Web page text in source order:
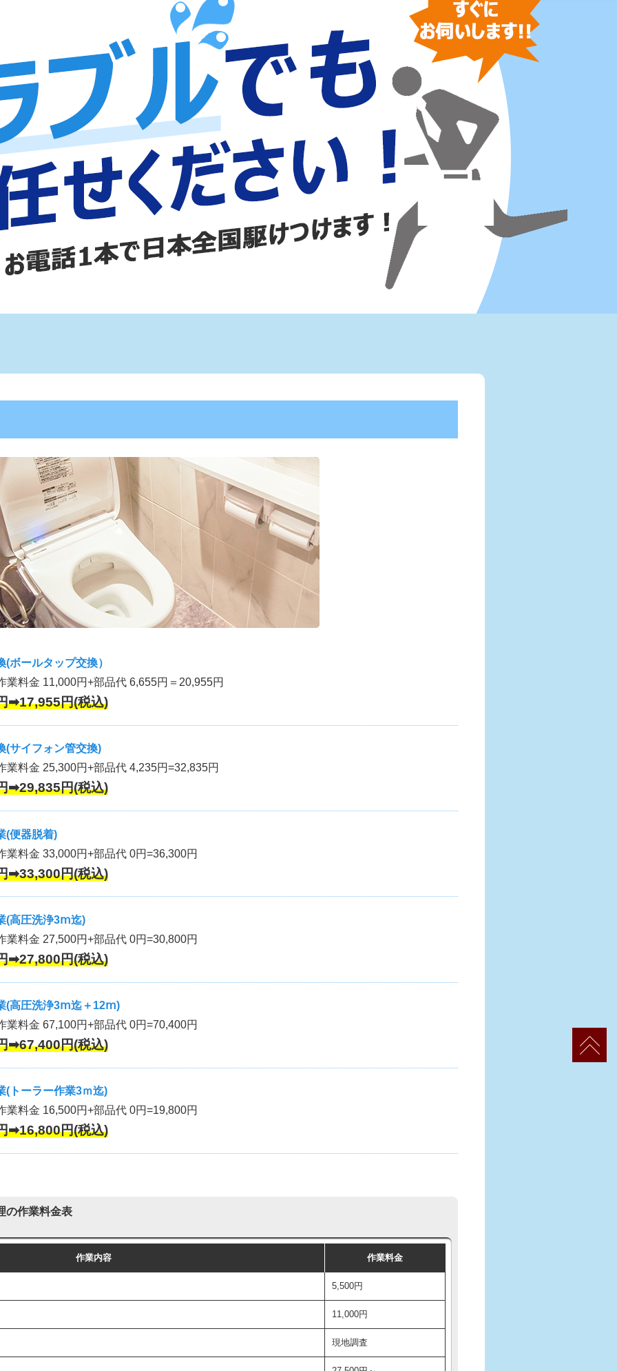
ボールタップ交換）
業料金 11,000円+部品代 6,655円＝20,955円
➡17,955円(税込)
(サイフォン管交換)
業料金 25,300円+部品代 4,235円=32,835円
➡29,835円(税込)
(便器脱着)
業料金 33,000円+部品代 0円=36,300円
➡33,300円(税込)
(高圧洗浄3ⅿ迄)
業料金 27,500円+部品代 0円=30,800円
➡27,800円(税込)
(高圧洗浄3ⅿ迄＋12ⅿ)
業料金 67,100円+部品代 0円=70,400円
➡67,400円(税込)
(トーラー作業3ｍ迄)
業料金 16,500円+部品代 0円=19,800円
➡16,800円(税込)
の作業料金表
作業内容 作業料金
5,500円
11,000円
現地調査